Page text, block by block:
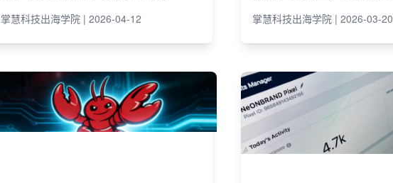
掌慧科技出海学院 | 2026-04-12 掌慧科技出海学院 | 2026-03-20